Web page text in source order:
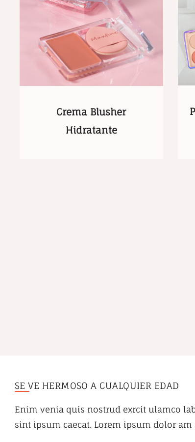
Crema Blusher
Hidratante
SE VE HERMOSO A CUALQUIER EDAD
Enim venia quis nostrud exrcit ulamco
sint ipsum caecat. Lorem ipsum dolor